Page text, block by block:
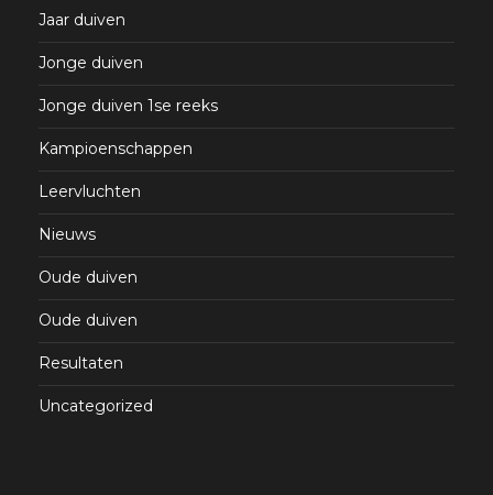
Jaar duiven
Jonge duiven
Jonge duiven 1se reeks
Kampioenschappen
Leervluchten
Nieuws
Oude duiven
Oude duiven
Resultaten
Uncategorized